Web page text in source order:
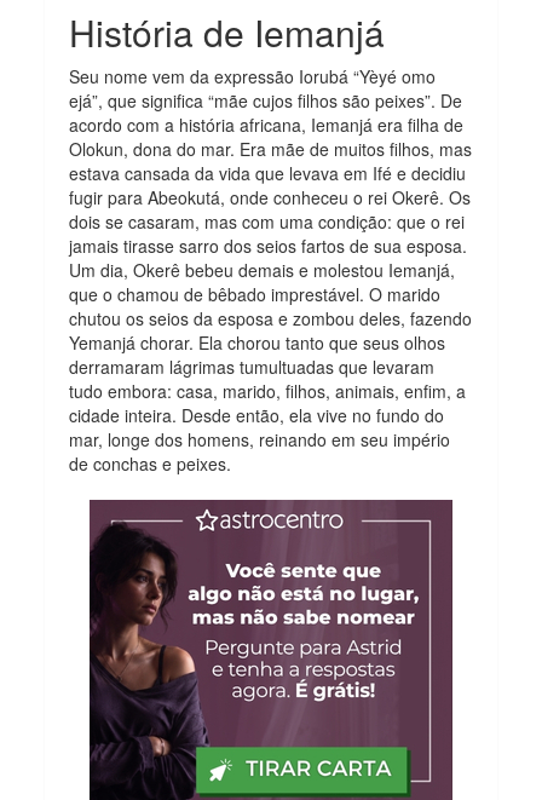
História de Iemanjá
Seu nome vem da expressão Iorubá “Yèyé omo
ejá”, que significa “mãe cujos filhos são peixes”. De
acordo com a história africana, Iemanjá era filha de
Olokun, dona do mar. Era mãe de muitos filhos, mas
estava cansada da vida que levava em Ifé e decidiu
fugir para Abeokutá, onde conheceu o rei Okerê. Os
dois se casaram, mas com uma condição: que o rei
jamais tirasse sarro dos seios fartos de sua esposa.
Um dia, Okerê bebeu demais e molestou Iemanjá,
que o chamou de bêbado imprestável. O marido
chutou os seios da esposa e zombou deles, fazendo
Yemanjá chorar. Ela chorou tanto que seus olhos
derramaram lágrimas tumultuadas que levaram
tudo embora: casa, marido, filhos, animais, enfim, a
cidade inteira. Desde então, ela vive no fundo do
mar, longe dos homens, reinando em seu império
de conchas e peixes.